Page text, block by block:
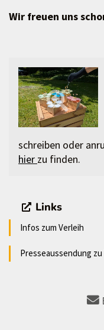
Wir freuen uns
schreiben oder
hier zu finden.
Links
Infos zum Verleih
Presseaussendung